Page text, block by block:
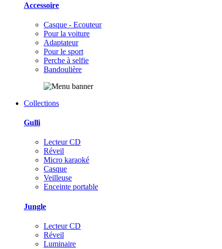
Accessoire
Casque - Ecouteur
Pour la voiture
Adaptateur
Pour le sport
Perche à selfie
Bandoulière
Collections
Gulli
Lecteur CD
Réveil
Micro karaoké
Casque
Veilleuse
Enceinte portable
Jungle
Lecteur CD
Réveil
Luminaire